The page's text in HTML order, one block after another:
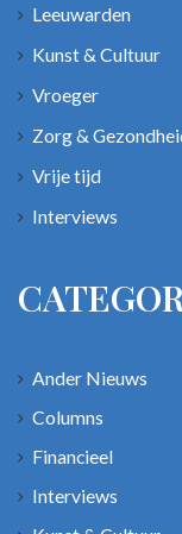
Leeuwarden
Kunst & Cultuur
Vroeger
Zorg &
Vrije tijd
Interviews
Ander Nieuws
Columns
Financieel
Interviews